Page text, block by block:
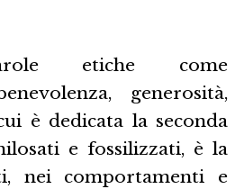
etiche come
generosità,
è dedicata la seconda
e fossilizzati, è la
nei comportamenti e